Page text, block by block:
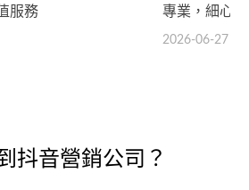
服務 專業，細心
2026-06-27
抖音營銷公司？